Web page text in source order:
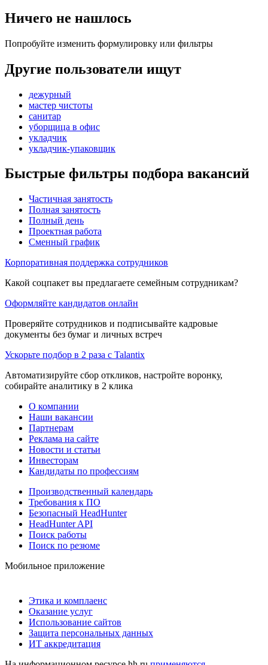
Ничего не нашлось
Попробуйте изменить формулировку или фильтры
Другие пользователи ищут
дежурный
мастер чистоты
санитар
уборщица в офис
укладчик
укладчик-упаковщик
Быстрые фильтры подбора вакансий
Частичная занятость
Полная занятость
Полный день
Проектная работа
Сменный график
Корпоративная поддержка сотрудников
Какой соцпакет вы предлагаете семейным сотрудникам?
Оформляйте кандидатов онлайн
Проверяйте сотрудников и подписывайте кадровые
документы без бумаг и личных встреч
Ускорьте подбор в 2 раза с Talantix
Автоматизируйте сбор откликов, настройте воронку,
собирайте аналитику в 2 клика
О компании
Наши вакансии
Партнерам
Реклама на сайте
Новости и статьи
Инвесторам
Кандидаты по профессиям
Производственный календарь
Требования к ПО
Безопасный HeadHunter
HeadHunter API
Поиск работы
Поиск по резюме
Мобильное приложение
Этика и комплаенс
Оказание услуг
Использование сайтов
Защита персональных данных
ИТ аккредитация